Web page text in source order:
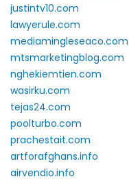
justintv10.com
lawyerule.com
mediamingleseaco.com
mtsmarketingblog.com
nghekiemtien.com
wasirku.com
tejas24.com
poolturbo.com
prachestait.com
artforafghans.info
airvendio.info